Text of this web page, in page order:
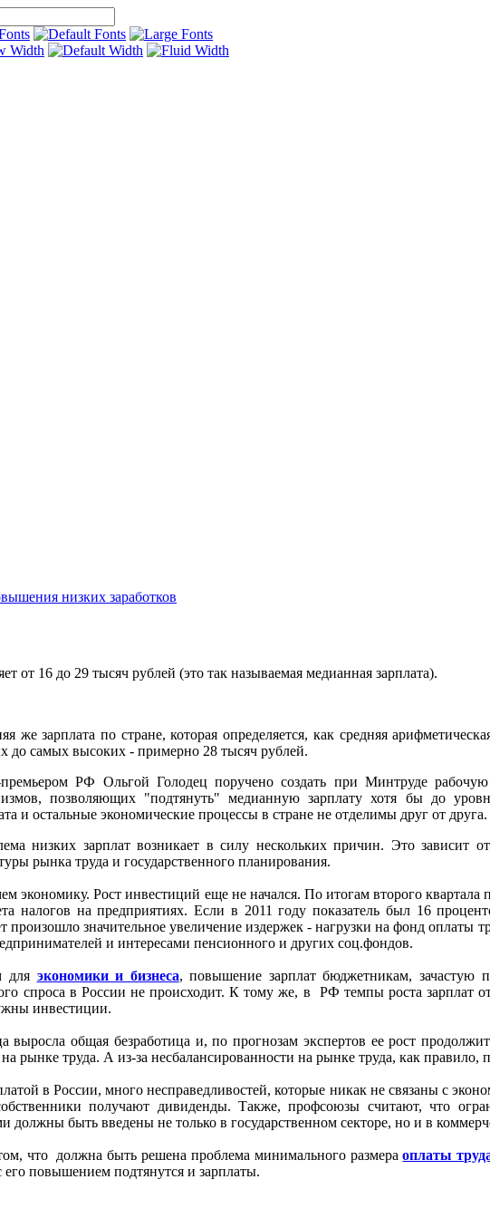
низких заработков
от 16 до 29 тысяч рублей (это так называемая медианная зарплата).
же зарплата по стране, которая определяется, как средняя
до самых высоких - примерно 28 тысяч рублей.
РФ Ольгой Голодец поручено создать при Минтруде рабочую
позволяющих "подтянуть" медианную зарплату хотя бы до
и остальные экономические процессы в стране не отделимы друг от друга.
низких зарплат возникает в силу нескольких причин. Это зависит
рынка труда и государственного планирования.
экономику. Рост инвестиций еще не начался. По итогам второго
налогов на предприятиях. Если в 2011 году показатель был 16
произошло значительное увеличение издержек - нагрузки на фонд оплаты
и интересами пенсионного и других соц.фондов.
для экономики и бизнеса, повышение зарплат бюджетникам, зачастую
спроса в России не происходит. К тому же, в РФ темпы роста зарплат
инвестиции.
выросла общая безработица и, по прогнозам экспертов ее рост
рынке труда. А из-за несбалансированности на рынке труда, как правило,
в России, много несправедливостей, которые никак не связаны с
получают дивиденды. Также, профсоюзы считают, что
должны быть введены не только в государственном секторе, но и в
что должна быть решена проблема минимального размераоплаты
повышением подтянутся и зарплаты.